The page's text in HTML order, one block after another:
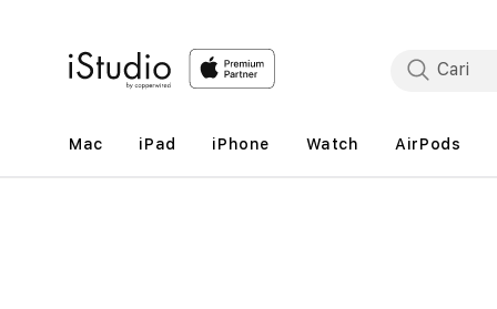
Mac iPad iPhone Watch AirPods